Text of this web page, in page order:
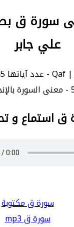
سورة ق
علي جابر
ق استماع و
سورة ق مكتوبة
سورة ق mp3